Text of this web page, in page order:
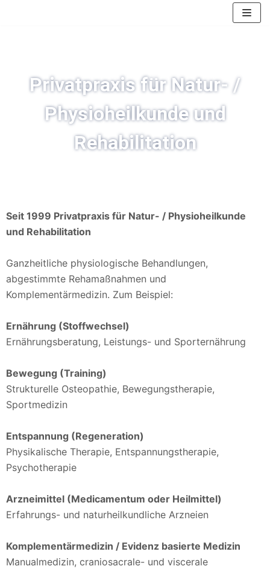
Privatpraxis für Natur- /
Physioheilkunde und
Rehabilitation
Seit 1999 Privatpraxis für Natur- / Physioheilkunde
und Rehabilitation
Ganzheitliche physiologische Behandlungen,
abgestimmte Rehamaßnahmen und
Komplementärmedizin. Zum Beispiel:
Ernährung (Stoffwechsel)
Ernährungsberatung, Leistungs- und Sporternährung
Bewegung (Training)
Strukturelle Osteopathie, Bewegungstherapie,
Sportmedizin
Entspannung (Regeneration)
Physikalische Therapie, Entspannungstherapie,
Psychotherapie
Arzneimittel (Medicamentum oder Heilmittel)
Erfahrungs- und naturheilkundliche Arzneien
Komplementärmedizin / Evidenz basierte Medizin
Manualmedizin, craniosacrale- und viscerale